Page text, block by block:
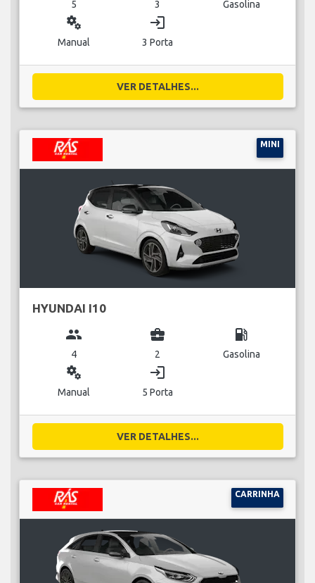
5 3 Gasolina
miscellaneous_services
Manual
login
3 Porta
VER DETALHES...
MINI
HYUNDAI I10
group
4
business_center
2
local_gas_station
Gasolina
miscellaneous_services
Manual
login
5 Porta
VER DETALHES...
CARRINHA